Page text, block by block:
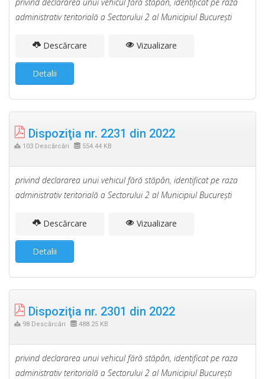
administrativ teritorială a Sectorului 2 al Municipiul Bucureşti
Descărcare Vizualizare
Detalii
Dispoziţia nr. 2231 din 2022
103 Descărcări 554.44 KB
privind declararea unui vehicul fără stăpân, identificat pe raza
administrativ teritorială a Sectorului 2 al Municipiul Bucureşti
Descărcare Vizualizare
Detalii
Dispoziţia nr. 2301 din 2022
98 Descărcări 488.25 KB
privind declararea unui vehicul fără stăpân, identificat pe raza
administrativ teritorială a Sectorului 2 al Municipiul Bucureşti